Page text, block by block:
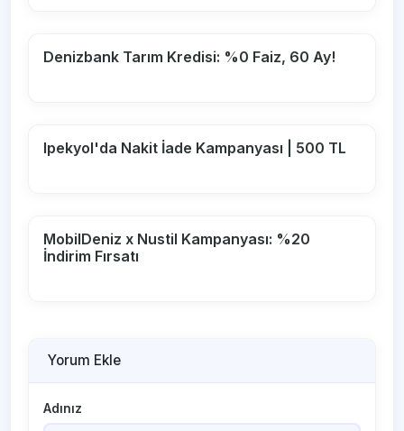
Denizbank Tarım Kredisi: %0 Faiz, 60 Ay!
Ipekyol'da Nakit İade Kampanyası | 500 TL
MobilDeniz x Nustil Kampanyası: %20
İndirim Fırsatı
Yorum Ekle
Adınız